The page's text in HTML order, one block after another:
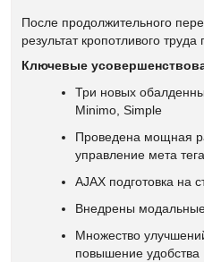
После продолжительного
результат кропотливого
Ключевые
Три новых
Minimo, Simple
Проведена мощная
управление мета
AJAX подготовка на
Внедрены
Множество
повышение удобства